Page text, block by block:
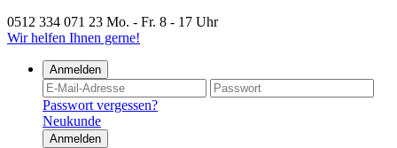
0512 334 071 23 Mo. - Fr. 8 - 17 Uhr
Wir helfen Ihnen gerne!
Anmelden
Passwort vergessen?
Neukunde
Anmelden